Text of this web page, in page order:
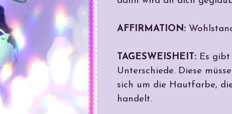
AFFIRMATION:
TAGESWEISHEIT: Es gibt
Unterschiede. Diese
sich um die Hautfarbe,
handelt.